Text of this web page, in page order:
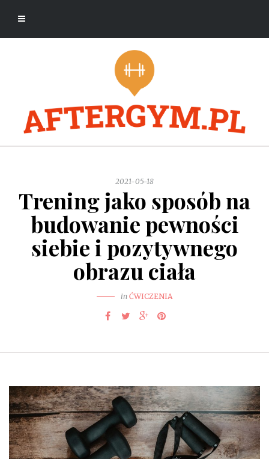
2021-05-18
Trening jako sposób na
budowanie pewności
siebie i pozytywnego
obrazu ciała
in ĆWICZENIA